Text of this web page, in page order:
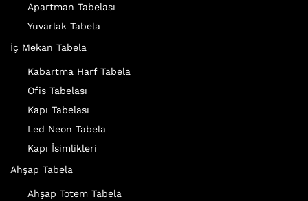
Apartman Tabelası
Yuvarlak Tabela
İç Mekan Tabela
Kabartma Harf Tabela
Ofis Tabelası
Kapı Tabelası
Led Neon Tabela
Kapı İsimlikleri
Ahşap Tabela
Ahşap Totem Tabela